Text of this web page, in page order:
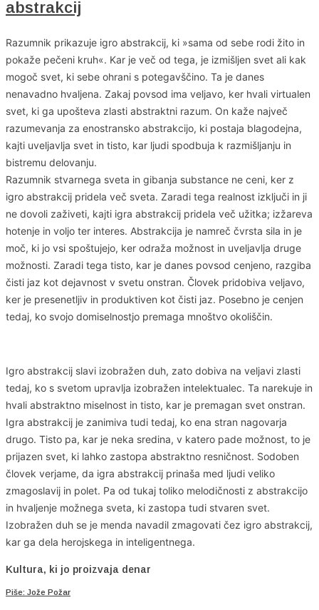
abstrakcij
Razumnik prikazuje igro abstrakcij, ki »sama od sebe rodi žito in
pokaže pečeni kruh«. Kar je več od tega, je izmišljen svet ali kak
mogoč svet, ki sebe ohrani s potegavščino. Ta je danes
nenavadno hvaljena. Zakaj povsod ima veljavo, ker hvali virtualen
svet, ki ga upošteva zlasti abstraktni razum. On kaže največ
razumevanja za enostransko abstrakcijo, ki postaja blagodejna,
kajti uveljavlja svet in tisto, kar ljudi spodbuja k razmišljanju in
bistremu delovanju.
Razumnik stvarnega sveta in gibanja substance ne ceni, ker z
igro abstrakcij pridela več sveta. Zaradi tega realnost izključi in ji
ne dovoli zaživeti, kajti igra abstrakcij pridela več užitka; izžareva
hotenje in voljo ter interes. Abstrakcija je namreč čvrsta sila in je
moč, ki jo vsi spoštujejo, ker odraža možnost in uveljavlja druge
možnosti. Zaradi tega tisto, kar je danes povsod cenjeno, razgiba
čisti jaz kot dejavnost v svetu onstran. Človek pridobiva veljavo,
ker je presenetljiv in produktiven kot čisti jaz. Posebno je cenjen
tedaj, ko svojo domiselnostjo premaga mnoštvo okoliščin.
Igro abstrakcij slavi izobražen duh, zato dobiva na veljavi zlasti
tedaj, ko s svetom upravlja izobražen intelektualec. Ta narekuje in
hvali abstraktno miselnost in tisto, kar je premagan svet onstran.
Igra abstrakcij je zanimiva tudi tedaj, ko ena stran nagovarja
drugo. Tisto pa, kar je neka sredina, v katero pade možnost, to je
prijazen svet, ki lahko zastopa abstraktno resničnost. Sodoben
človek verjame, da igra abstrakcij prinaša med ljudi veliko
zmagoslavij in polet. Pa od tukaj toliko melodičnosti z abstrakcijo
in hvaljenje možnega sveta, ki zastopa tudi stvaren svet.
Izobražen duh se je menda navadil zmagovati čez igro abstrakcij,
kar ga dela herojskega in inteligentnega.
Kultura, ki jo proizvaja denar
Piše: Jože Požar